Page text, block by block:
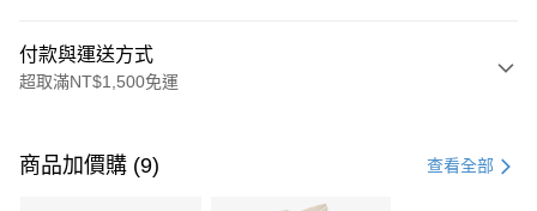
付款與運送方式
超取滿NT$1,500免運
信用卡一次付款
商品加價購 (9) 查看全部